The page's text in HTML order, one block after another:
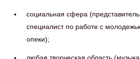
социальная сфера (представитель
специалист по работе с
опеки);